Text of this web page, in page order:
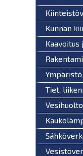
Kunnan
Kaavoitus
Ympäristö
Tiet,
Vesihuolto